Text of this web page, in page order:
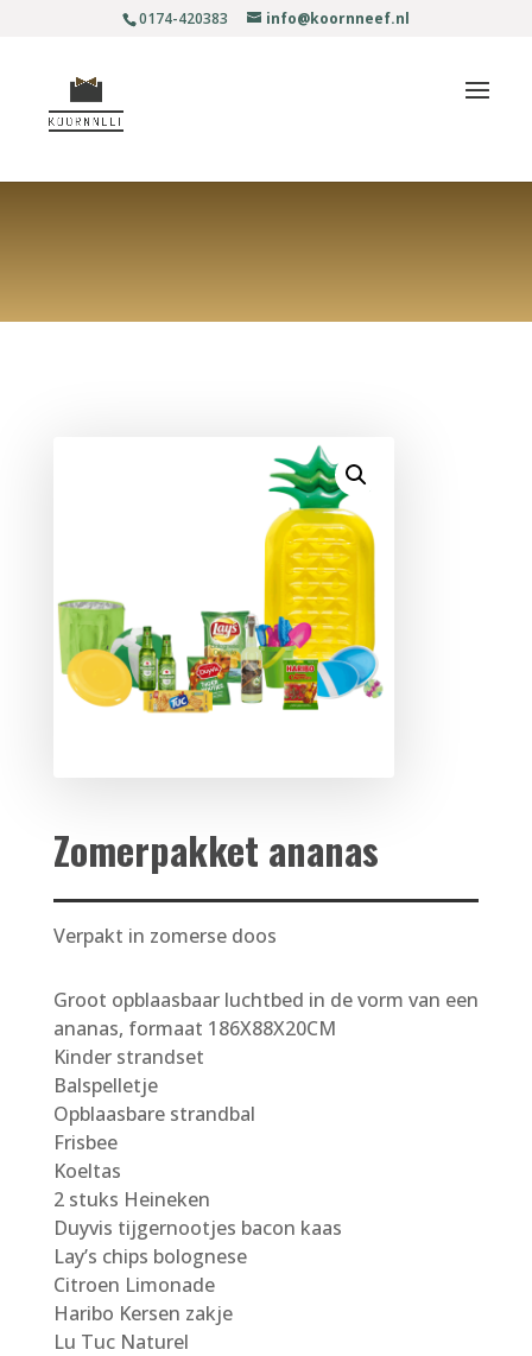
0174-420383 info@koornneef.nl
Zomerpakket ananas
Verpakt in zomerse doos
Groot opblaasbaar luchtbed in de vorm van een
ananas, formaat 186X88X20CM
Kinder strandset
Balspelletje
Opblaasbare strandbal
Frisbee
Koeltas
2 stuks Heineken
Duyvis tijgernootjes bacon kaas
Lay’s chips bolognese
Citroen Limonade
Haribo Kersen zakje
Lu Tuc Naturel